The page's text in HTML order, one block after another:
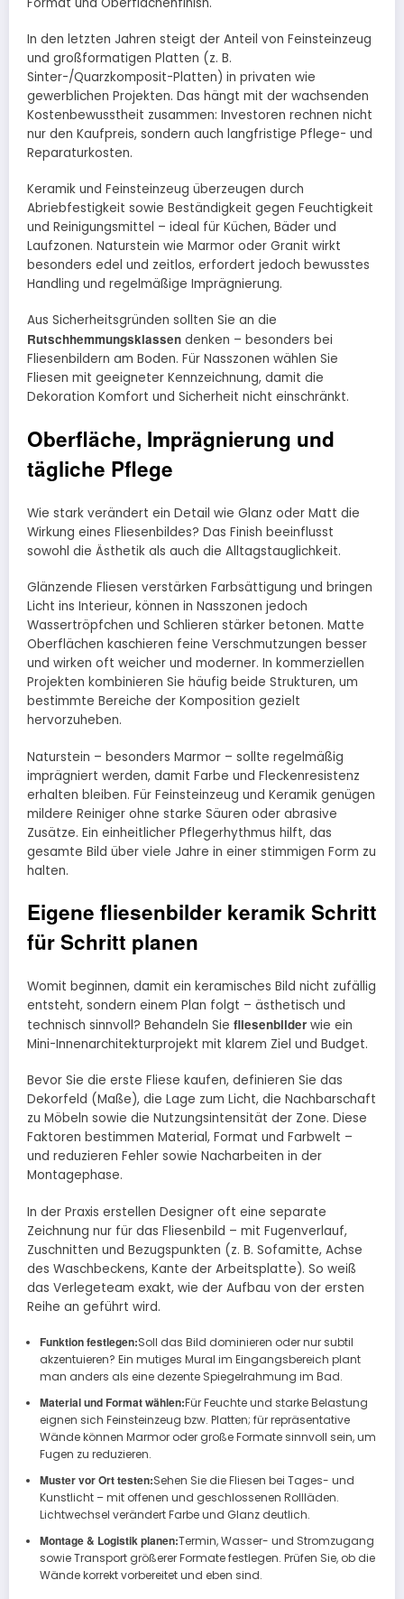
In den letzten Jahren steigt der Anteil von Feinsteinzeug
und großformatigen Platten (z. B.
Sinter-/Quarzkomposit-Platten) in privaten wie
gewerblichen Projekten. Das hängt mit der wachsenden
Kostenbewusstheit zusammen: Investoren rechnen nicht
nur den Kaufpreis, sondern auch langfristige Pflege- und
Reparaturkosten.
Keramik und Feinsteinzeug überzeugen durch
Abriebfestigkeit sowie Beständigkeit gegen Feuchtigkeit
und Reinigungsmittel – ideal für Küchen, Bäder und
Laufzonen. Naturstein wie Marmor oder Granit wirkt
besonders edel und zeitlos, erfordert jedoch bewusstes
Handling und regelmäßige Imprägnierung.
Aus Sicherheitsgründen sollten Sie an die
Rutschhemmungsklassen denken – besonders bei
Fliesenbildern am Boden. Für Nasszonen wählen Sie
Fliesen mit geeigneter Kennzeichnung, damit die
Dekoration Komfort und Sicherheit nicht einschränkt.
Oberfläche, Imprägnierung und
tägliche Pflege
Wie stark verändert ein Detail wie Glanz oder Matt die
Wirkung eines Fliesenbildes? Das Finish beeinflusst
sowohl die Ästhetik als auch die Alltagstauglichkeit.
Glänzende Fliesen verstärken Farbsättigung und bringen
Licht ins Interieur, können in Nasszonen jedoch
Wassertröpfchen und Schlieren stärker betonen. Matte
Oberflächen kaschieren feine Verschmutzungen besser
und wirken oft weicher und moderner. In kommerziellen
Projekten kombinieren Sie häufig beide Strukturen, um
bestimmte Bereiche der Komposition gezielt
hervorzuheben.
Naturstein – besonders Marmor – sollte regelmäßig
imprägniert werden, damit Farbe und Fleckenresistenz
erhalten bleiben. Für Feinsteinzeug und Keramik genügen
mildere Reiniger ohne starke Säuren oder abrasive
Zusätze. Ein einheitlicher Pflegerhythmus hilft, das
gesamte Bild über viele Jahre in einer stimmigen Form zu
halten.
Eigene fliesenbilder keramik Schritt
für Schritt planen
Womit beginnen, damit ein keramisches Bild nicht zufällig
entsteht, sondern einem Plan folgt – ästhetisch und
technisch sinnvoll? Behandeln Sie fliesenbilder wie ein
Mini-Innenarchitekturprojekt mit klarem Ziel und Budget.
Bevor Sie die erste Fliese kaufen, definieren Sie das
Dekorfeld (Maße), die Lage zum Licht, die Nachbarschaft
zu Möbeln sowie die Nutzungsintensität der Zone. Diese
Faktoren bestimmen Material, Format und Farbwelt –
und reduzieren Fehler sowie Nacharbeiten in der
Montagephase.
In der Praxis erstellen Designer oft eine separate
Zeichnung nur für das Fliesenbild – mit Fugenverlauf,
Zuschnitten und Bezugspunkten (z. B. Sofamitte, Achse
des Waschbeckens, Kante der Arbeitsplatte). So weiß
das Verlegeteam exakt, wie der Aufbau von der ersten
Reihe an geführt wird.
Funktion festlegen:Soll das Bild dominieren oder nur subtil
akzentuieren? Ein mutiges Mural im Eingangsbereich plant
man anders als eine dezente Spiegelrahmung im Bad.
Material und Format wählen:Für Feuchte und starke Belastung
eignen sich Feinsteinzeug bzw. Platten; für repräsentative
Wände können Marmor oder große Formate sinnvoll sein, um
Fugen zu reduzieren.
Muster vor Ort testen:Sehen Sie die Fliesen bei Tages- und
Kunstlicht – mit offenen und geschlossenen Rollläden.
Lichtwechsel verändert Farbe und Glanz deutlich.
Montage & Logistik planen:Termin, Wasser- und Stromzugang
sowie Transport größerer Formate festlegen. Prüfen Sie, ob die
Wände korrekt vorbereitet und eben sind.